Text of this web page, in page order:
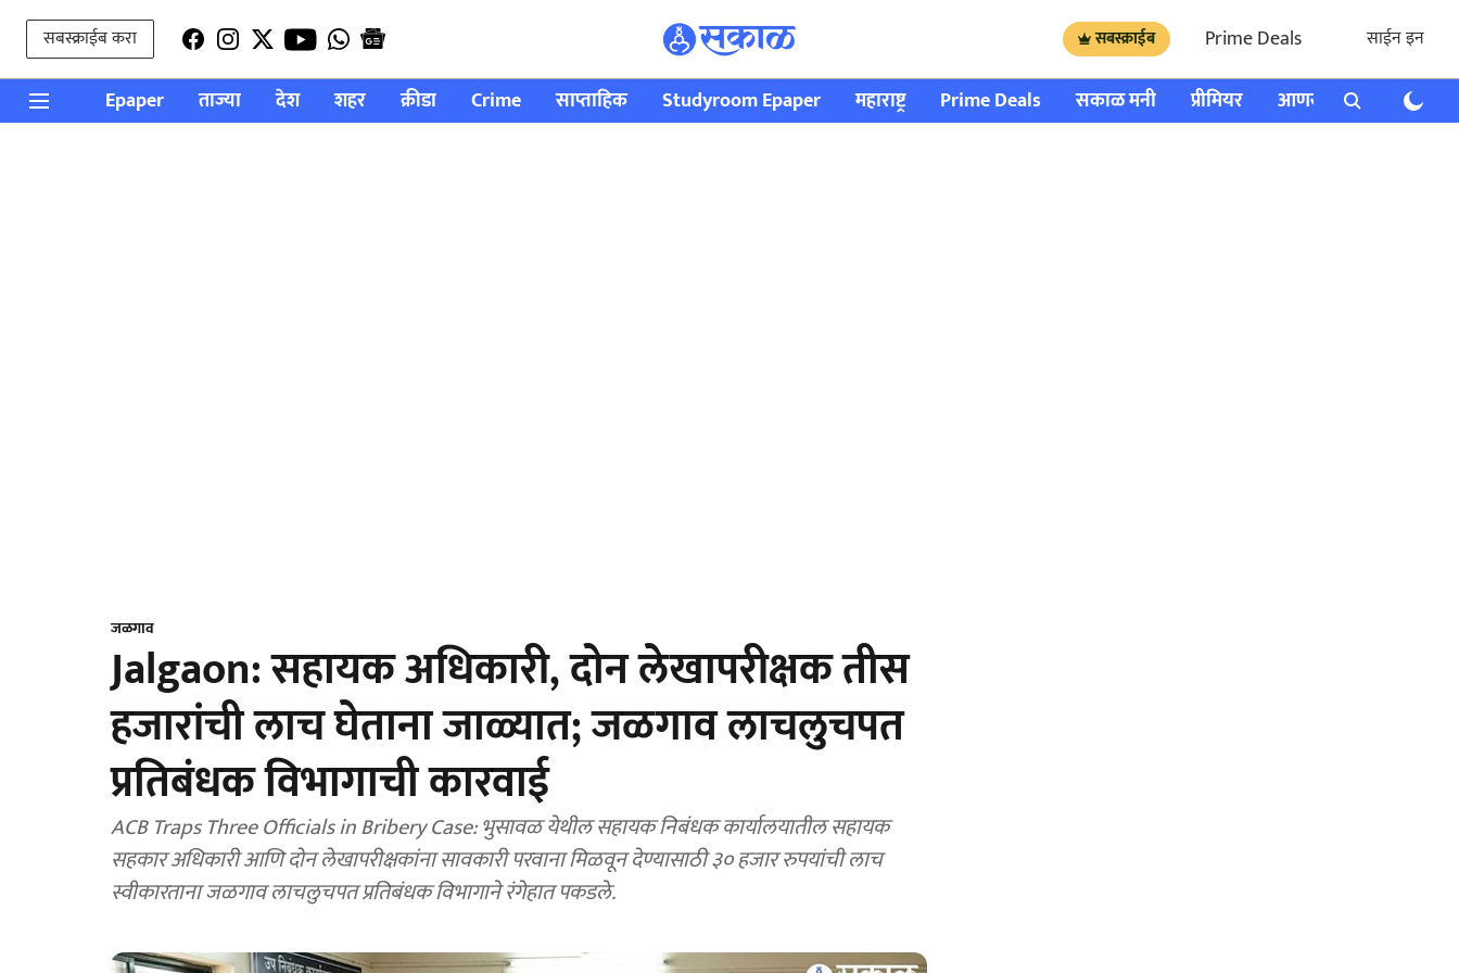
सबस्क्राईब करा सबस्क्राईब Prime Deals साईन इन
Epaper ताज्या देश शहर क्रीडा Crime साप्ताहिक Studyroom Epaper महाराष्ट्र Prime Deals सकाळ मनी प्रीमियर आणखी राशी भविष्य
जळगाव
Jalgaon: सहायक अधिकारी, दोन लेखापरीक्षक तीस
हजारांची लाच घेताना जाळ्यात; जळगाव लाचलुचपत
प्रतिबंधक विभागाची कारवाई
ACB Traps Three Officials in Bribery Case: भुसावळ येथील सहायक निबंधक कार्यालयातील सहायक
सहकार अधिकारी आणि दोन लेखापरीक्षकांना सावकारी परवाना मिळवून देण्यासाठी ३० हजार रुपयांची लाच
स्वीकारताना जळगाव लाचलुचपत प्रतिबंधक विभागाने रंगेहात पकडले.